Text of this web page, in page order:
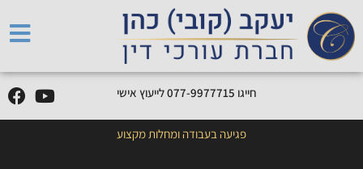
חייגו 077-9977715 לייעוץ אישי
פגיעה בעבודה ומחלות מקצוע